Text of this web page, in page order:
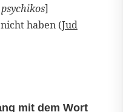
psychikos]
haben (Jud
mit dem Wort